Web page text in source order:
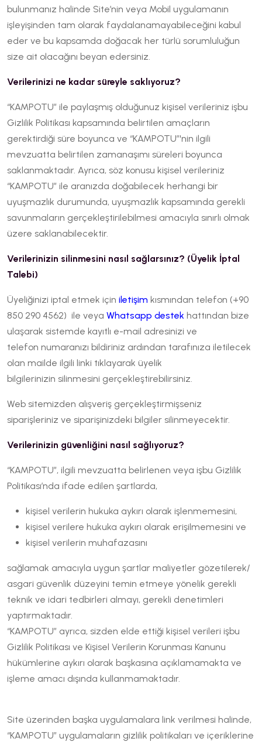
bulunmanız halinde Site’nin veya Mobil uygulamanın
işleyişinden tam olarak faydalanamayabileceğini kabul
eder ve bu kapsamda doğacak her türlü sorumluluğun
size ait olacağını beyan edersiniz.
Verilerinizi ne kadar süreyle saklıyoruz?
“KAMPOTU” ile paylaşmış olduğunuz kişisel verileriniz işbu
Gizlilik Politikası kapsamında belirtilen amaçların
gerektirdiği süre boyunca ve “KAMPOTU”'nin ilgili
mevzuatta belirtilen zamanaşımı süreleri boyunca
saklanmaktadır. Ayrıca, söz konusu kişisel verileriniz
“KAMPOTU” ile aranızda doğabilecek herhangi bir
uyuşmazlık durumunda, uyuşmazlık kapsamında gerekli
savunmaların gerçekleştirilebilmesi amacıyla sınırlı olmak
üzere saklanabilecektir.
Verilerinizin silinmesini nasıl sağlarsınız? (Üyelik İptal
Talebi)
Üyeliğinizi iptal etmek için iletişim kısmından telefon (+90
850 290 4562) ile veya Whatsapp destek hattından bize
ulaşarak sistemde kayıtlı e-mail adresinizi ve
telefon numaranızı bildiriniz ardından tarafınıza iletilecek
olan mailde ilgili linki tıklayarak üyelik
bilgilerinizin silinmesini gerçekleştirebilirsiniz.
Web sitemizden alışveriş gerçekleştirmişseniz
siparişleriniz ve siparişinizdeki bilgiler silinmeyecektir.
Verilerinizin güvenliğini nasıl sağlıyoruz?
“KAMPOTU”, ilgili mevzuatta belirlenen veya işbu Gizlilik
Politikası’nda ifade edilen şartlarda,
kişisel verilerin hukuka aykırı olarak işlenmemesini,
kişisel verilere hukuka aykırı olarak erişilmemesini ve
kişisel verilerin muhafazasını
sağlamak amacıyla uygun şartlar maliyetler gözetilerek/
asgari güvenlik düzeyini temin etmeye yönelik gerekli
teknik ve idari tedbirleri almayı, gerekli denetimleri
yaptırmaktadır.
“KAMPOTU” ayrıca, sizden elde ettiği kişisel verileri işbu
Gizlilik Politikası ve Kişisel Verilerin Korunması Kanunu
hükümlerine aykırı olarak başkasına açıklamamakta ve
işleme amacı dışında kullanmamaktadır.
Site üzerinden başka uygulamalara link verilmesi halinde,
“KAMPOTU” uygulamaların gizlilik politikaları ve içeriklerine